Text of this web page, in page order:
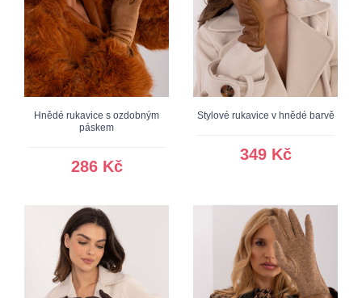
Hnědé rukavice s ozdobným
páskem
286 Kč
Stylové rukavice v hnědé barvě
349 Kč